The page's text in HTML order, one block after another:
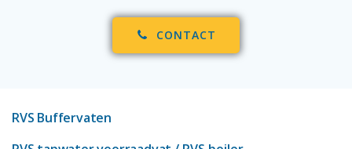
CONTACT
RVS Buffervaten